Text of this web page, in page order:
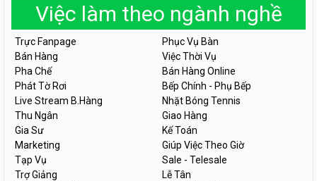
Việc làm theo ngành nghề
Trực Fanpage
Phục Vụ Bàn
Bán Hàng
Việc Thời Vụ
Pha Chế
Bán Hàng Online
Phát Tờ Rơi
Bếp Chính - Phụ Bếp
Live Stream B.Hàng
Nhặt Bóng Tennis
Thu Ngân
Giao Hàng
Gia Sư
Kế Toán
Marketing
Giúp Việc Theo Giờ
Tạp Vụ
Sale - Telesale
Trợ Giảng
Lễ Tân